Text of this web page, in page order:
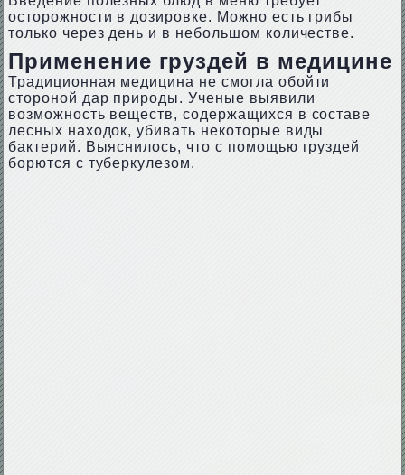
осторожности в дозировке. Можно есть грибы
только через день и в небольшом количестве.
Применение груздей в медицине
Традиционная медицина не смогла обойти
стороной дар природы. Ученые выявили
возможность веществ, содержащихся в составе
лесных находок, убивать некоторые виды
бактерий. Выяснилось, что с помощью груздей
борются с туберкулезом.